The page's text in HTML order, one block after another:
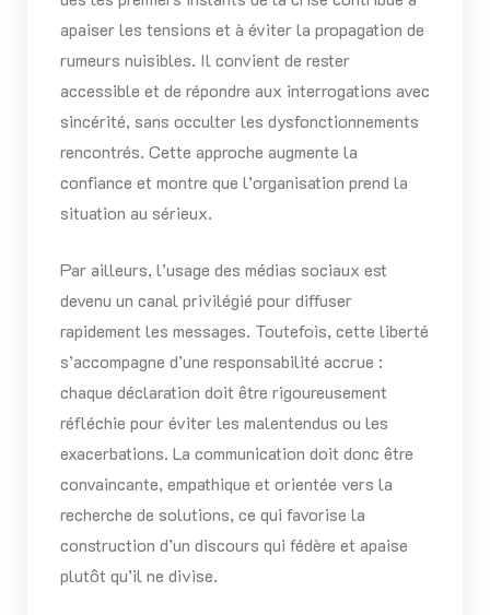
apaiser les tensions et à éviter la propagation de
rumeurs nuisibles. Il convient de rester
accessible et de répondre aux interrogations avec
sincérité, sans occulter les dysfonctionnements
rencontrés. Cette approche augmente la
confiance et montre que l’organisation prend la
situation au sérieux.
Par ailleurs, l’usage des médias sociaux est
devenu un canal privilégié pour diffuser
rapidement les messages. Toutefois, cette liberté
s’accompagne d’une responsabilité accrue :
chaque déclaration doit être rigoureusement
réfléchie pour éviter les malentendus ou les
exacerbations. La communication doit donc être
convaincante, empathique et orientée vers la
recherche de solutions, ce qui favorise la
construction d’un discours qui fédère et apaise
plutôt qu’il ne divise.